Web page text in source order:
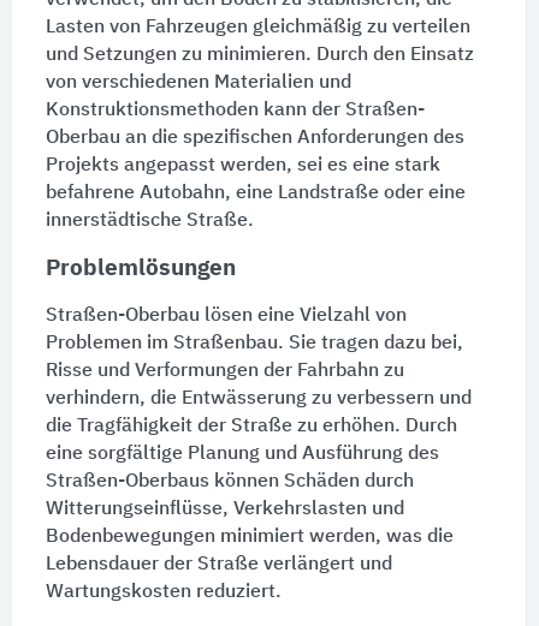
Lasten von Fahrzeugen gleichmäßig zu verteilen
und Setzungen zu minimieren. Durch den Einsatz
von verschiedenen Materialien und
Konstruktionsmethoden kann der Straßen-
Oberbau an die spezifischen Anforderungen des
Projekts angepasst werden, sei es eine stark
befahrene Autobahn, eine Landstraße oder eine
innerstädtische Straße.
Problemlösungen
Straßen-Oberbau lösen eine Vielzahl von
Problemen im Straßenbau. Sie tragen dazu bei,
Risse und Verformungen der Fahrbahn zu
verhindern, die Entwässerungzu verbessern und
die Tragfähigkeit der Straßezu erhöhen. Durch
eine sorgfältige Planung und Ausführung des
Straßen-Oberbaus können Schäden durch
Witterungseinflüsse, Verkehrslasten und
Bodenbewegungen minimiert werden, was die
Lebensdauer der Straßeverlängert und
Wartungskosten reduziert.